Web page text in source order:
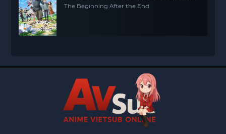
The Beginning After the End